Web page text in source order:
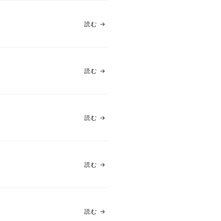
読む →
読む →
読む →
読む →
読む →